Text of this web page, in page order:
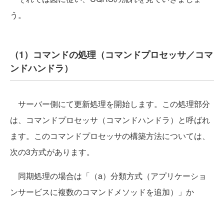
う。
（1）コマンドの処理（コマンドプロセッサ／コマ
ンドハンドラ）
サーバー側にて更新処理を開始します。この処理部分
は、コマンドプロセッサ（コマンドハンドラ）と呼ばれ
ます。このコマンドプロセッサの構築方法については、
次の3方式があります。
同期処理の場合は「（a）分類方式（アプリケーショ
ンサービスに複数のコマンドメソッドを追加）」か